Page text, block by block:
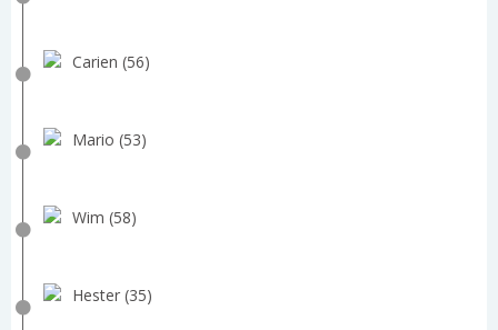
Carien (56)
Mario (53)
Wim (58)
Hester (35)